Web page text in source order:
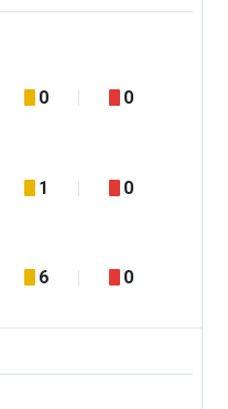
0 0
1 0
6 0